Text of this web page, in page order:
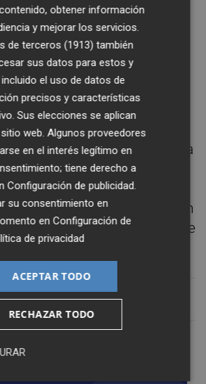
cítricos y frutas?
lo que está ocurriendo
Olivares, Director de
español ha expresado su
la ineficiencia de Sudáfrica
y su expansión hacia
esta problemática con
, Directora de Intercitrus y con
General de la Unió de
obtener información
y mejorar los servicios.
de terceros (1913) también
sus datos para estos y
el uso de datos de
precisos y características
Sus elecciones se aplican
web. Algunos proveedores
en el interés legítimo en
tiene derecho a
Configuración de publicidad.
su consentimiento en
enConfiguración de
de privacidad
ACEPTAR TODO
RECHAZAR TODO